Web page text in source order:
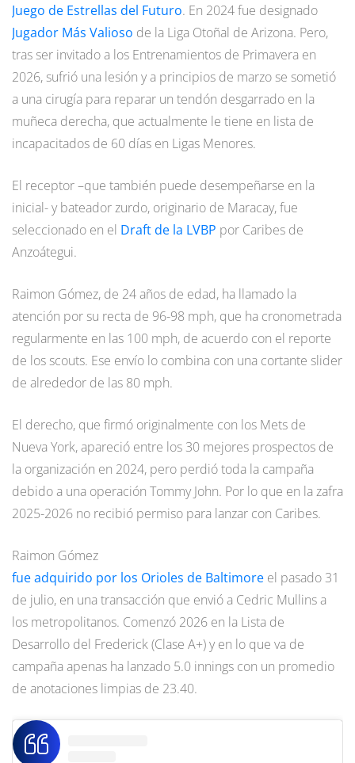
Juego de Estrellas del Futuro. En 2024 fue designado
Jugador Más Valioso de la Liga Otoñal de Arizona. Pero,
tras ser invitado a los Entrenamientos de Primavera en
2026, sufrió una lesión y a principios de marzo se sometió
a una cirugía para reparar un tendón desgarrado en la
muñeca derecha, que actualmente le tiene en lista de
incapacitados de 60 días en Ligas Menores.
El receptor –que también puede desempeñarse en la
inicial- y bateador zurdo, originario de Maracay, fue
seleccionado en el Draft de la LVBP por Caribes de
Anzoátegui.
Raimon Gómez, de 24 años de edad, ha llamado la
atención por su recta de 96-98 mph, que ha cronometrada
regularmente en las 100 mph, de acuerdo con el reporte
de los scouts. Ese envío lo combina con una cortante slider
de alrededor de las 80 mph.
El derecho, que firmó originalmente con los Mets de
Nueva York, apareció entre los 30 mejores prospectos de
la organización en 2024, pero perdió toda la campaña
debido a una operación Tommy John. Por lo que en la zafra
2025-2026 no recibió permiso para lanzar con Caribes.
Raimon Gómez
fue adquirido por los Orioles de Baltimore el pasado 31
de julio, en una transacción que envió a Cedric Mullins a
los metropolitanos. Comenzó 2026 en la Lista de
Desarrollo del Frederick (Clase A+) y en lo que va de
campaña apenas ha lanzado 5.0 innings con un promedio
de anotaciones limpias de 23.40.